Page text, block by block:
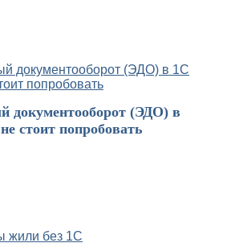
документооборот (ЭДО) в
стоит попробовать